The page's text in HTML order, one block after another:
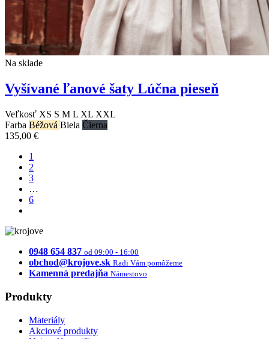
Na sklade
Vyšívané ľanové šaty Lúčna pieseň
Veľkosť XS S M L XL XXL
Farba Béžová Biela Čierna
135,00 €
1
2
3
…
6
0948 654 837 od 09:00 - 16:00
obchod@krojove.sk Radi Vám pomôžeme
Kamenná predajňa Námestovo
Produkty
Materiály
Akciové produkty